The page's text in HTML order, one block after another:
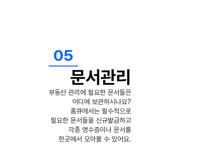
05
문서관리
부동산 관리에 필요한 문서들은
어디에 보관하시나요?
홈큐에서는 필수적으로
필요한 문서들을 신규발급하고
각종 영수증이나 문서를
한곳에서 모아볼 수 있어요.